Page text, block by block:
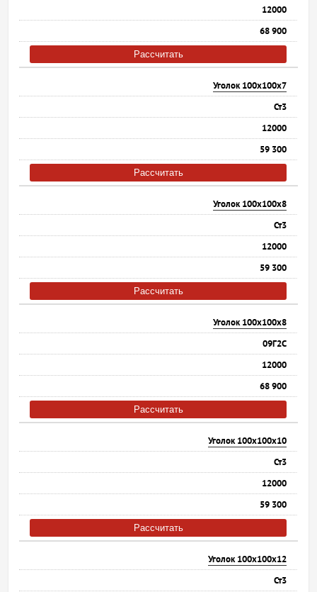
12000
68 900
Рассчитать
Уголок 100х100х7
Ст3
12000
59 300
Рассчитать
Уголок 100х100х8
Ст3
12000
59 300
Рассчитать
Уголок 100х100х8
09Г2С
12000
68 900
Рассчитать
Уголок 100х100х10
Ст3
12000
59 300
Рассчитать
Уголок 100х100х12
Ст3